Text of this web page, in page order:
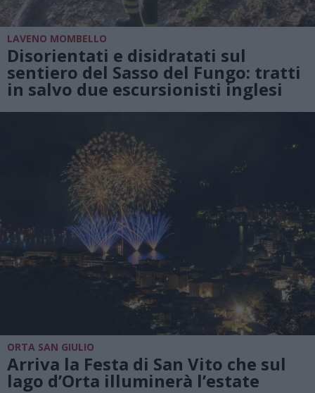
LAVENO MOMBELLO
Disorientati e disidratati sul
sentiero del Sasso del Fungo: tratti
in salvo due escursionisti inglesi
ORTA SAN GIULIO
Arriva la Festa di San Vito che sul
lago d’Orta illuminerà l’estate